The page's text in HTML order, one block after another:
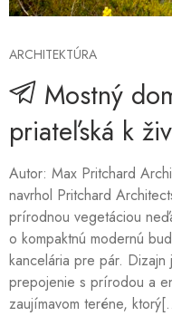
ARCHITEKTÚRA
Mostný
priateľská k
Autor: Max Pritchard
navrhol Pritchard
prírodnou vegetáciou
o kompaktnú modernú
kancelária pre pár.
prepojenie s prírodou a
zaujímavom teréne,